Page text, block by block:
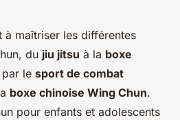
à maîtriser les différentes
du jiu jitsu à la boxe
le sport de combat
boxe chinoise Wing Chun.
pour enfants et adolescents